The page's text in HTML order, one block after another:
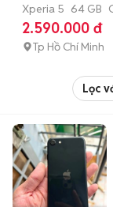
Ram6/64G
Góp- Ship
Xperia 5 64 GB
bảo hành
2.590.000 đ
Tp Hồ Chí Minh
Lọc